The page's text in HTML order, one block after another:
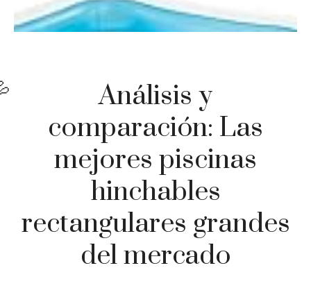
Análisis y
comparación: Las
mejores piscinas
hinchables
rectangulares grandes
del mercado